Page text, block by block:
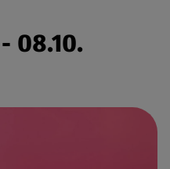
08.10.